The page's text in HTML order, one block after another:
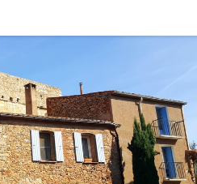
Le Département
Colombe-de-la-Commanderie
- © OTI Aspres Thuir